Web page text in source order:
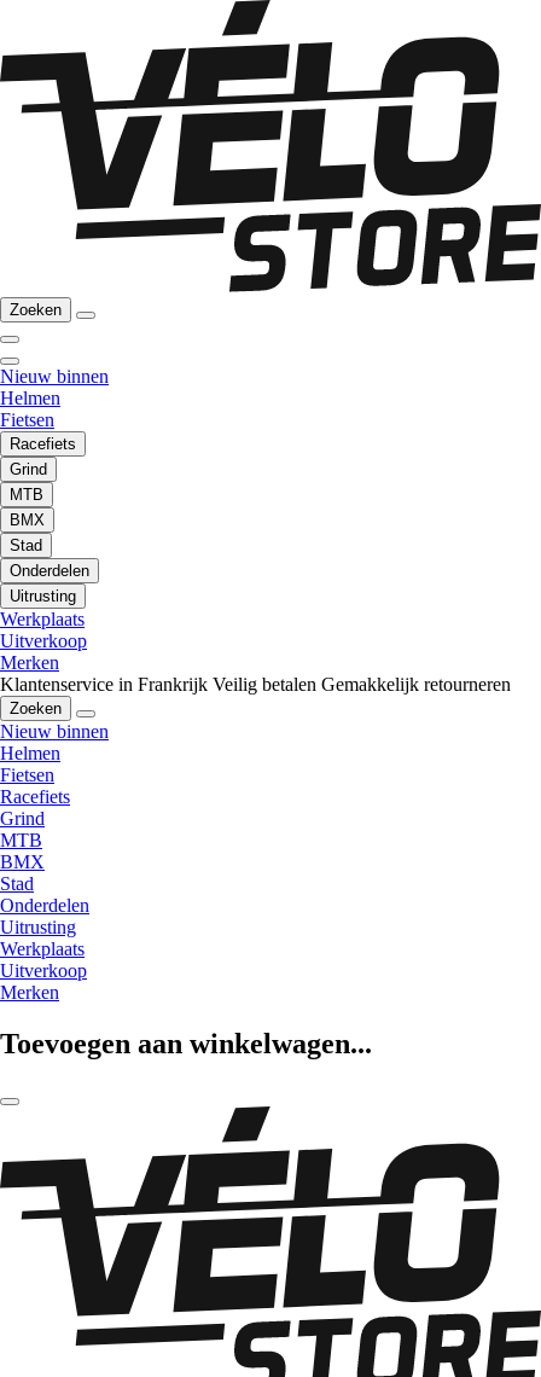
Zoeken
Nieuw binnen
Helmen
Fietsen
Racefiets
Grind
MTB
BMX
Stad
Onderdelen
Uitrusting
Werkplaats
Uitverkoop
Merken
Klantenservice in Frankrijk Veilig betalen Gemakkelijk retourneren
Zoeken
Nieuw binnen
Helmen
Fietsen
Racefiets
Grind
MTB
BMX
Stad
Onderdelen
Uitrusting
Werkplaats
Uitverkoop
Merken
Toevoegen aan winkelwagen...